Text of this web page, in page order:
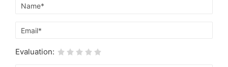
Evaluation: